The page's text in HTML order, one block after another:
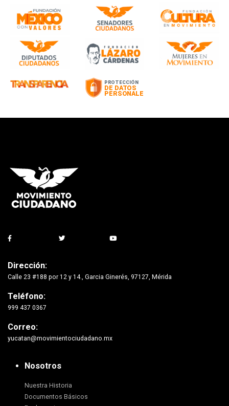
Dirección:
Calle 23 #188 por 12 y 14., Garcia Ginerés, 97127, Mérida
Teléfono:
999 437 0367
Correo:
yucatan@movimientociudadano.mx
Nosotros
Nuestra Historia
Documentos Básicos